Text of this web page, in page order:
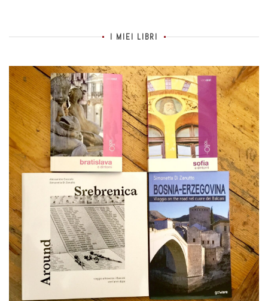
I MIEI LIBRI